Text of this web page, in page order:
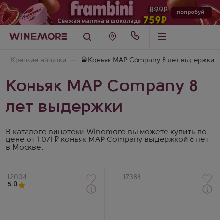
Крепкие напитки 🥃Коньяк MAP Company 8 лет выдержки
Коньяк MAP Company 8
лет выдержки
В каталоге винотеки Winemore вы можете купить по
цене от 1 071 ₽ коньяк MAP Company выдержкой 8 лет
в Москве.
Артикул
12004
5.0
Артикул
17383